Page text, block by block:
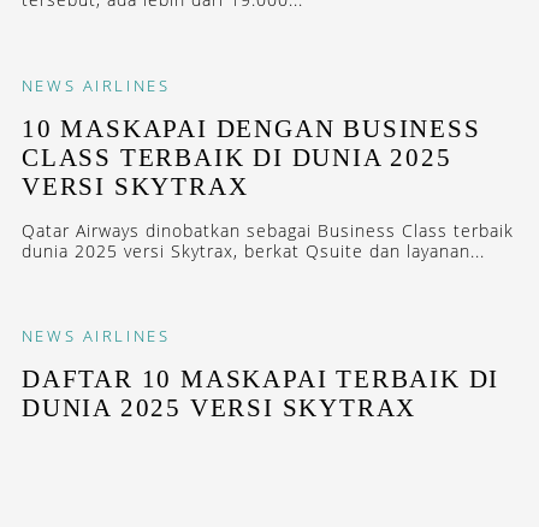
NEWS AIRLINES
10 MASKAPAI DENGAN BUSINESS
CLASS TERBAIK DI DUNIA 2025
VERSI SKYTRAX
Qatar Airways dinobatkan sebagai Business Class terbaik
dunia 2025 versi Skytrax, berkat Qsuite dan layanan...
NEWS AIRLINES
DAFTAR 10 MASKAPAI TERBAIK DI
DUNIA 2025 VERSI SKYTRAX